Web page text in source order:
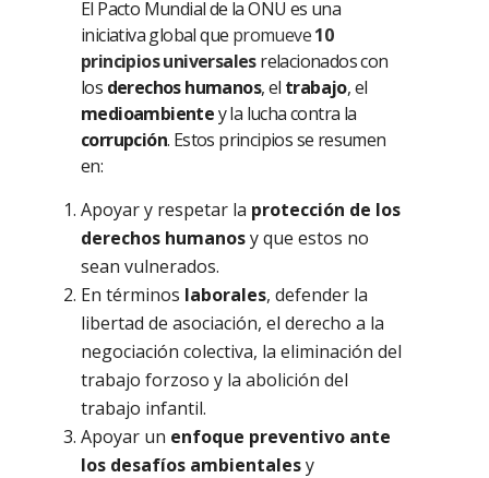
El Pacto Mundial de la ONU es una
iniciativa global que promueve10
principios universalesrelacionados con
los derechos humanos, el trabajo, el
medioambientey la lucha contra la
corrupción. Estos principios se resumen
en:
Apoyar y respetar la protección de los
derechos humanosy que estos no
sean vulnerados.
En términos laborales, defender la
libertad de asociación, el derecho a la
negociación colectiva, la eliminación del
trabajo forzoso y la abolición del
trabajo infantil.
Apoyar un enfoque preventivo ante
los desafíos ambientalesy